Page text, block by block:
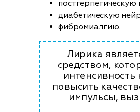
диабетическую
фибромиалгию.
Лирика
средством,
повысить
импульсы,